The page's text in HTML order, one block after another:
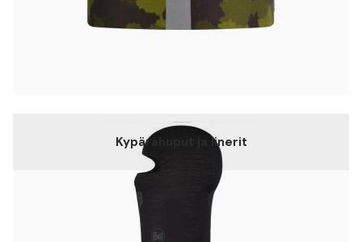
Kypärähuput ja linerit